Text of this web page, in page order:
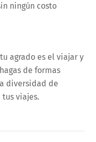
ningún costo
agrado es el viajar y
de formas
diversidad de
viajes.